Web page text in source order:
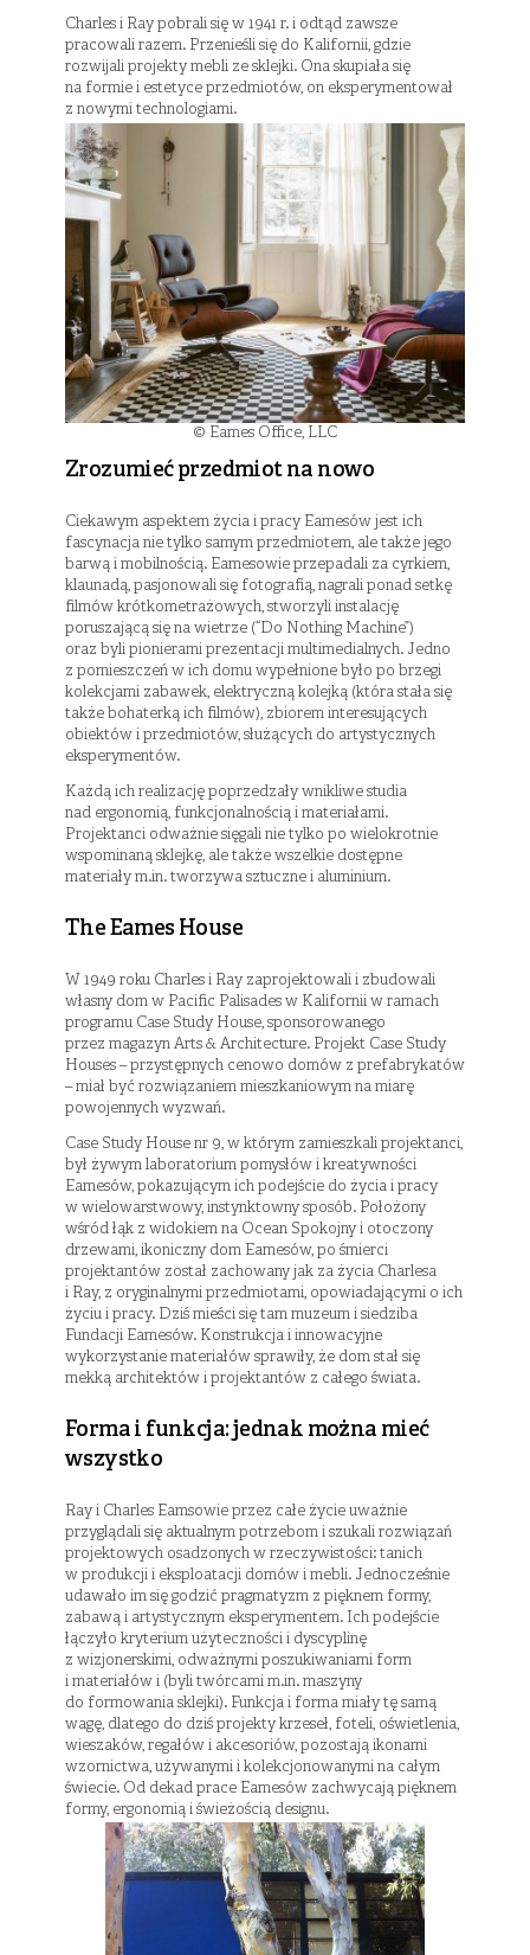
Charles i Ray pobrali się w 1941 r. i odtąd zawsze
pracowali razem. Przenieśli się do Kalifornii, gdzie
rozwijali projekty mebli ze sklejki. Ona skupiała się
na formie i estetyce przedmiotów, on eksperymentował
z nowymi technologiami.
© Eames Office, LLC
Zrozumieć przedmiot na nowo
Ciekawym aspektem życia i pracy Eamesów jest ich
fascynacja nie tylko samym przedmiotem, ale także jego
barwą i mobilnością. Eamesowie przepadali za cyrkiem,
klaunadą, pasjonowali się fotografią, nagrali ponad setkę
filmów krótkometrażowych, stworzyli instalację
poruszającą się na wietrze (“Do Nothing Machine”)
oraz byli pionierami prezentacji multimedialnych. Jedno
z pomieszczeń w ich domu wypełnione było po brzegi
kolekcjami zabawek, elektryczną kolejką (która stała się
także bohaterką ich filmów), zbiorem interesujących
obiektów i przedmiotów, służących do artystycznych
eksperymentów.
Każdą ich realizację poprzedzały wnikliwe studia
nad ergonomią, funkcjonalnością i materiałami.
Projektanci odważnie sięgali nie tylko po wielokrotnie
wspominaną sklejkę, ale także wszelkie dostępne
materiały m.in. tworzywa sztuczne i aluminium.
The Eames House
W 1949 roku Charles i Ray zaprojektowali i zbudowali
własny dom w Pacific Palisades w Kalifornii w ramach
programu Case Study House, sponsorowanego
przez magazyn Arts & Architecture. Projekt Case Study
Houses – przystępnych cenowo domów z prefabrykatów
– miał być rozwiązaniem mieszkaniowym na miarę
powojennych wyzwań.
Case Study House nr 9, w którym zamieszkali projektanci,
był żywym laboratorium pomysłów i kreatywności
Eamesów, pokazującym ich podejście do życia i pracy
w wielowarstwowy, instynktowny sposób. Położony
wśród łąk z widokiem na Ocean Spokojny i otoczony
drzewami, ikoniczny dom Eamesów, po śmierci
projektantów został zachowany jak za życia Charlesa
i Ray, z oryginalnymi przedmiotami, opowiadającymi o ich
życiu i pracy. Dziś mieści się tam muzeum i siedziba
Fundacji Eamesów. Konstrukcja i innowacyjne
wykorzystanie materiałów sprawiły, że dom stał się
mekką architektów i projektantów z całego świata.
Forma i funkcja: jednak można mieć
wszystko
Ray i Charles Eamsowie przez całe życie uważnie
przyglądali się aktualnym potrzebom i szukali rozwiązań
projektowych osadzonych w rzeczywistości: tanich
w produkcji i eksploatacji domów i mebli. Jednocześnie
udawało im się godzić pragmatyzm z pięknem formy,
zabawą i artystycznym eksperymentem. Ich podejście
łączyło kryterium użyteczności i dyscyplinę
z wizjonerskimi, odważnymi poszukiwaniami form
i materiałów i (byli twórcami m.in. maszyny
do formowania sklejki). Funkcja i forma miały tę samą
wagę, dlatego do dziś projekty krzeseł, foteli, oświetlenia,
wieszaków, regałów i akcesoriów, pozostają ikonami
wzornictwa, używanymi i kolekcjonowanymi na całym
świecie. Od dekad prace Eamesów zachwycają pięknem
formy, ergonomią i świeżością designu.